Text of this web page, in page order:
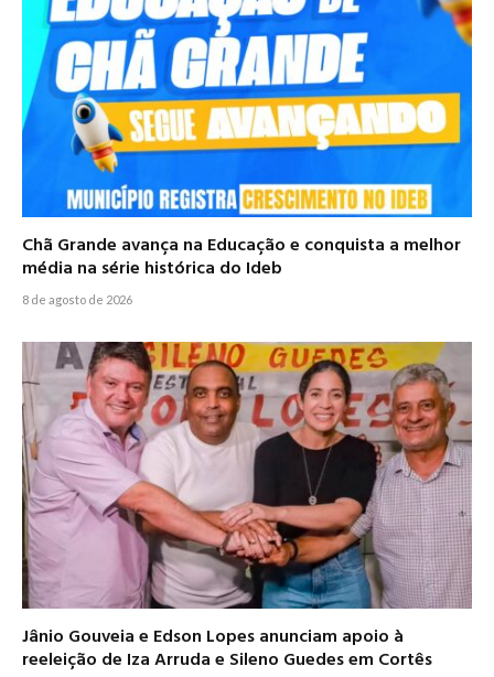
Chã Grande avança na Educação e conquista a melhor
média na série histórica do Ideb
8 de agosto de 2026
Jânio Gouveia e Edson Lopes anunciam apoio à
reeleição de Iza Arruda e Sileno Guedes em Cortês